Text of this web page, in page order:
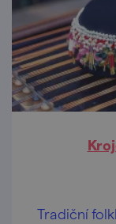
Tradiční